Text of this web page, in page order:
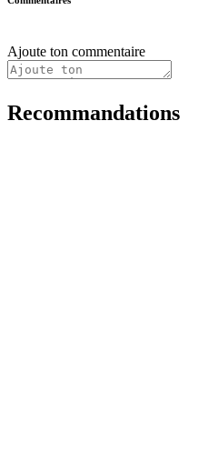
Ajoute ton commentaire
Recommandations